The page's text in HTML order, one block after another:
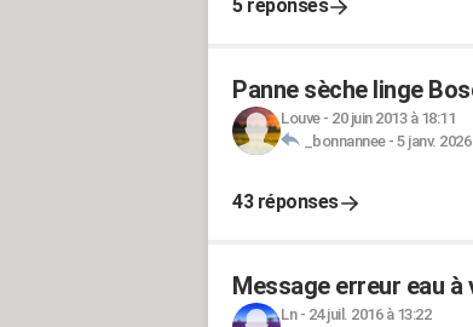
5 réponses
Panne sèche linge
Louve- 20 juin 2013 à 18:11
_bonnannee- 5 janv.
43 réponses
Message erreur eau à
Ln- 24 juil. 2016 à 13:22